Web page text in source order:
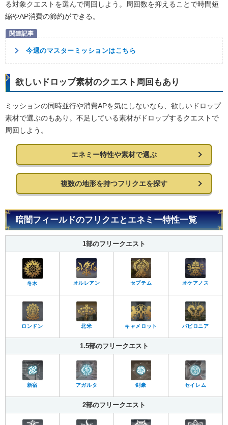
る対象クエストを選んで周回しよう。周回数を抑えることで時間短
縮やAP消費の節約ができる。
今週のマスターミッションはこちら
欲しいドロップ素材のクエスト周回もあり
ミッションの同時並行や消費APを気にしないなら、欲しいドロップ
素材で選ぶのもあり。不足している素材がドロップするクエストで
周回しよう。
エネミー特性や素材で選ぶ
複数の地形を持つフリクエを探す
暗闇フィールドのフリクエとエネミー特性一覧
1部のフリークエスト
冬木 オルレアン セプテム オケアノス
ロンドン 北米 キャメロット バビロニア
1.5部のフリークエスト
新宿 アガルタ 剣豪 セイレム
2部のフリークエスト